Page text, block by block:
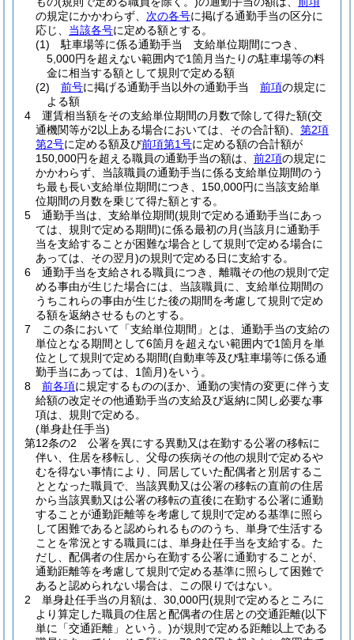
の規定にかかわらず、 次の各号に掲げる通勤手当の区分に
応じ、 当該各号に定める額とする。
(1)
駐車場等に係る通勤手当 支給単位期間につき、
5,000円を超えない範囲内で1箇月当たりの駐車場等の料
金に相当する額として規則で定める額
(2)
前号に掲げる通勤手当以外の通勤手当 前項の規定に
よる額
4
運賃相当額をその支給単位期間の月数で除して得た額(交
通機関等が2以上ある場合においては、その合計額)
第2項
第2号に定める額及び前項第1号に定める額の合計額が
150,000円を超える職員の通勤手当の額は、 前2項の規定に
かかわらず、当該職員の通勤手当に係る支給単位期間のう
ち最も長い支給単位期間につき、150,000円に当該支給単
位期間の月数を乗じて得た額とする。
5
通勤手当は、支給単位期間(規則で定める通勤手当にあっ
ては、規則で定める期間)に係る最初の月(当該月に通勤手
当を支給することが困難な場合として規則で定める場合に
あっては、その翌月)の規則で定める日に支給する。
6
通勤手当を支給される職員につき、離職その他の規則で定
める事由が生じた場合には、当該職員に、支給単位期間の
うちこれらの事由が生じた後の期間を考慮して規則で定め
る額を返納させるものとする。
7
この条において「支給単位期間」とは、通勤手当の支給の
単位となる期間として6箇月を超えない範囲内で1箇月を単
位として規則で定める期間(自動車等及び駐車場等に係る通
勤手当にあっては、1箇月)をいう。
8
前各項に規定するもののほか、通勤の実情の変更に伴う支
給額の改定その他通勤手当の支給及び返納に関し必要な事
項は、規則で定める。
(単身赴任手当)
第12条の2
公署を異にする異動又は在勤する公署の移転に
伴い、住居を移転し、父母の疾病その他の規則で定めるや
むを得ない事情により、同居していた配偶者と別居するこ
ととなった職員で、当該異動又は公署の移転の直前の住居
から当該異動又は公署の移転の直後に在勤する公署に通勤
することが通勤距離等を考慮して規則で定める基準に照ら
して困難であると認められるもののうち、単身で生活する
ことを常況とする職員には、単身赴任手当を支給する。 た
だし、配偶者の住居から在勤する公署に通勤することが、
通勤距離等を考慮して規則で定める基準に照らして困難で
あると認められない場合は、この限りではない。
2
単身赴任手当の月額は、30,000円(規則で定めるところに
より算定した職員の住居と配偶者の住居との交通距離(以下
単に「交通距離」という。)が規則で定める距離以上である